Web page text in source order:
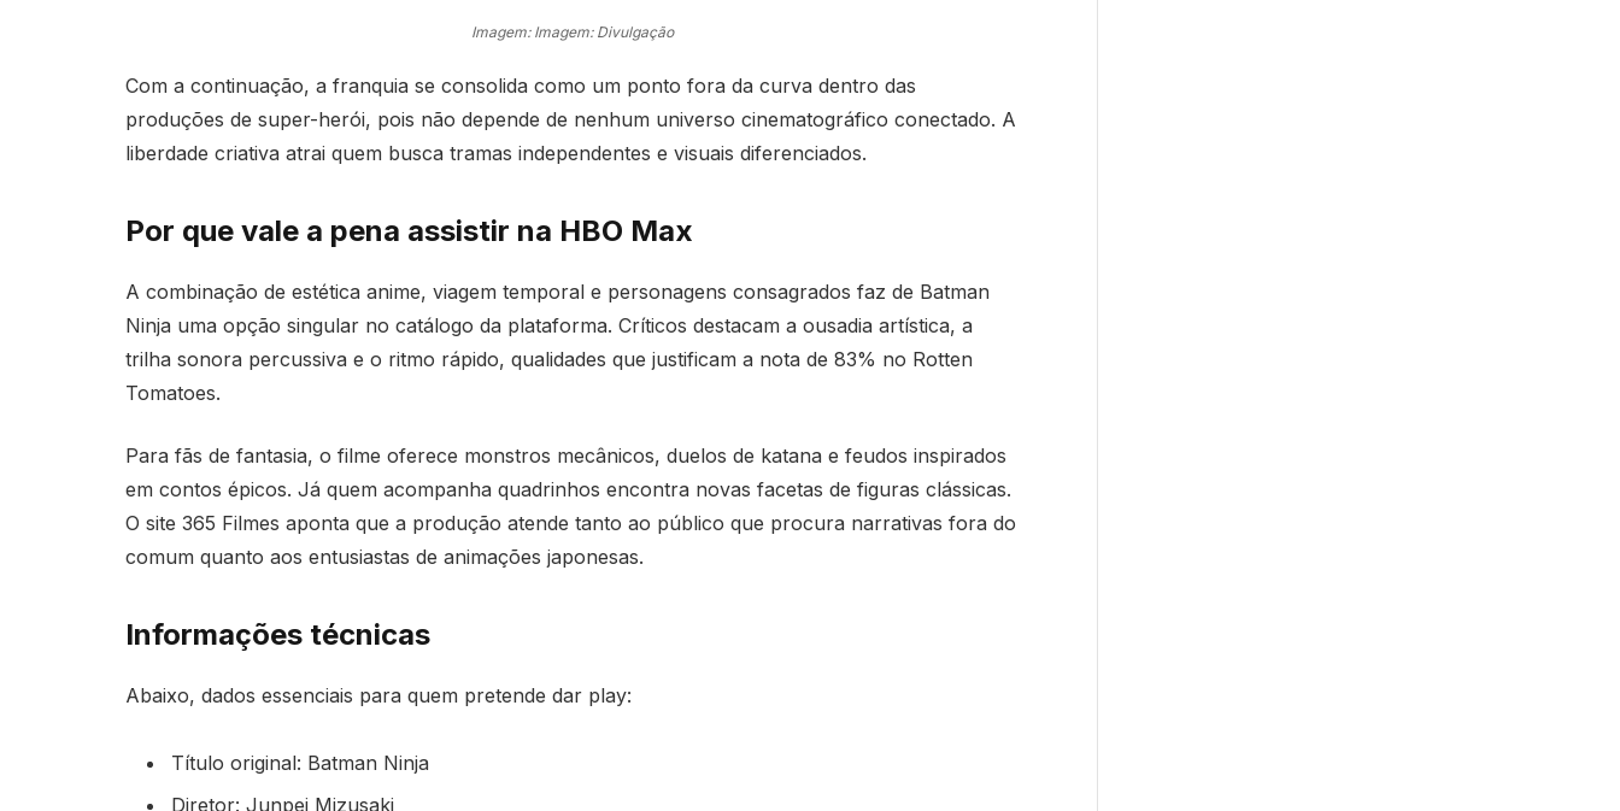
Imagem: Imagem: Divulgação
Com a continuação, a franquia se consolida como um ponto fora da curva dentro das
produções de super-herói, pois não depende de nenhum universo cinematográfico conectado. A
liberdade criativa atrai quem busca tramas independentes e visuais diferenciados.
Por que vale a pena assistir na HBO Max
A combinação de estética anime, viagem temporal e personagens consagrados faz de Batman
Ninja uma opção singular no catálogo da plataforma. Críticos destacam a ousadia artística, a
trilha sonora percussiva e o ritmo rápido, qualidades que justificam a nota de 83% no Rotten
Tomatoes.
Para fãs de fantasia, o filme oferece monstros mecânicos, duelos de katana e feudos inspirados
em contos épicos. Já quem acompanha quadrinhos encontra novas facetas de figuras clássicas.
O site 365 Filmes aponta que a produção atende tanto ao público que procura narrativas fora do
comum quanto aos entusiastas de animações japonesas.
Informações técnicas
Abaixo, dados essenciais para quem pretende dar play:
Título original: Batman Ninja
Diretor: Junpei Mizusaki